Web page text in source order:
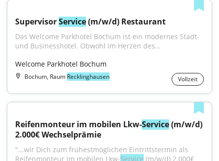
Supervisor Service (m/w/d) Restaurant
Das Welcome Parkhotel Bochum ist ein modernes Stadt-
und Businesshotel. Obwohl im Herzen des...
Welcome Parkhotel Bochum
Bochum, Raum Recklinghausen Vollzeit
Reifenmonteur im mobilen Lkw-Service (m/w/d)
2.000€ Wechselprämie
"...wir Dich zum frühestmöglichen Eintrittstermin als
Reifenmonteur im mobilen Lkw-Service (m/w/d) 2.000€